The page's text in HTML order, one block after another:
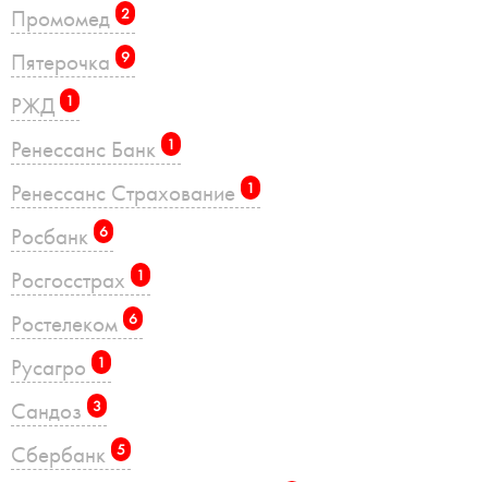
Промомед 2
Пятерочка 9
РЖД 1
Ренессанс Банк 1
Ренессанс Страхование 1
Росбанк 6
Росгосстрах 1
Ростелеком 6
Русагро 1
Сандоз 3
Сбербанк 5